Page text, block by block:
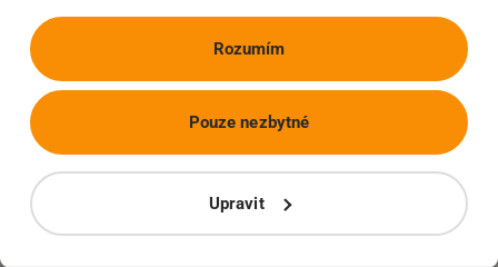
Rozumím
Upravit
Pouze nezbytné